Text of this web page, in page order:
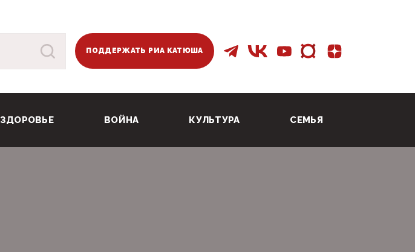
ПОДДЕРЖАТЬ РИА КАТЮША
ЗДОРОВЬЕ ВОЙНА КУЛЬТУРА СЕМЬЯ